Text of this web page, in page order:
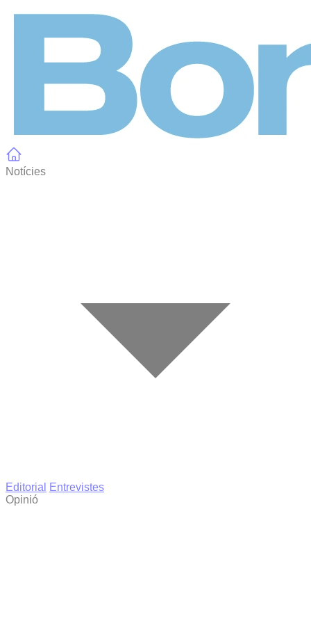
Notícies
Editorial
Entrevistes
Opinió